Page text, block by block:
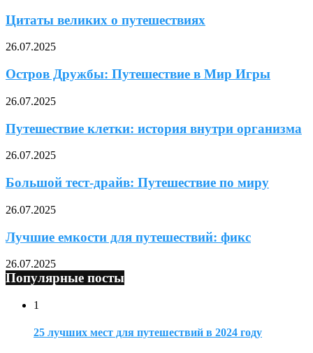
Цитаты великих о путешествиях
26.07.2025
Остров Дружбы: Путешествие в Мир Игры
26.07.2025
Путешествие клетки: история внутри организма
26.07.2025
Большой тест-драйв: Путешествие по миру
26.07.2025
Лучшие емкости для путешествий: фикс
26.07.2025
Популярные посты
1
25 лучших мест для путешествий в 2024 году